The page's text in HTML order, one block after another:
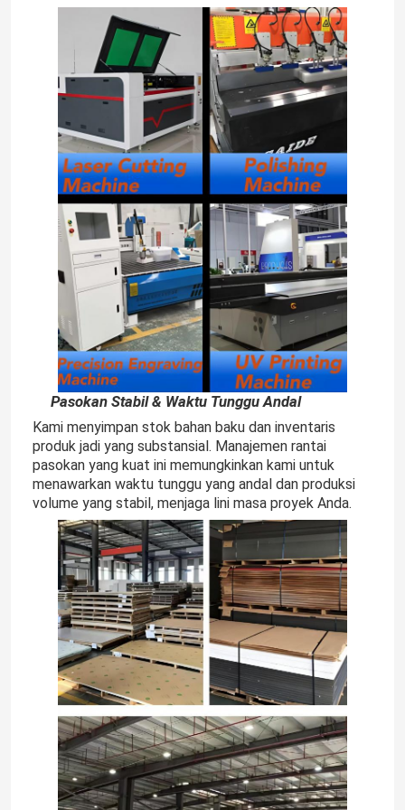
Tentang kita
Wisata pabrik
Kontrol kualitas
Hubungi kami
Berita
Quote request suatu
Lampu Strip Neon LED
Lampu Strip Fleksibel Neon
Lampu Strip Neon Silikon
dipimpin lampu tongkol
Lampu Strip LED Fleksibel
Cahaya Linear Langit
Di Bawah Lampu Strip LED Kabinet
Lampu Perhiasan LED
Pasokan Stabil & Waktu Tunggu Andal
Kami menyimpan stok bahan baku dan inventaris
produk jadi yang substansial. Manajemen rantai
pasokan yang kuat ini memungkinkan kami untuk
menawarkan waktu tunggu yang andal dan produksi
volume yang stabil, menjaga lini masa proyek Anda.